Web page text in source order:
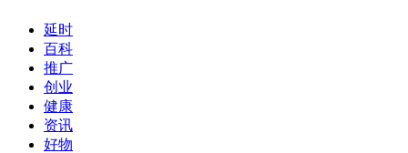
延时
百科
推广
创业
健康
资讯
好物